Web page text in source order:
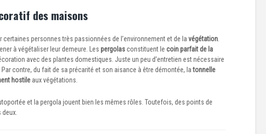
des maisons
certaines personnes très passionnées de l’environnement et de la végétation
à végétaliser leur demeure. Les pergolasconstituent le coin parfait de la
avec des plantes domestiques. Juste un peu d’entretien est nécessaire
contre, du fait de sa précarité et son aisance à être démontée, latonnelle
hostile aux végétations.
et la pergola jouent bien les mêmes rôles. Toutefois, des points de